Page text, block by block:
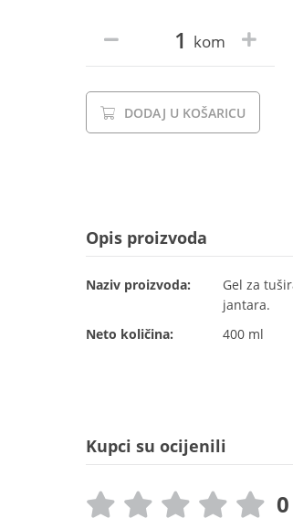
kom
DODAJ U KOŠARICU
Opis proizvoda
Naziv proizvoda:
Gel za
jantara.
Neto količina:
400 ml
Kupci su ocijenili
0